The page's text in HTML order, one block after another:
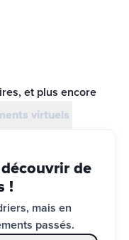
et plus encore
virtuels
de
!
mais en
passés.